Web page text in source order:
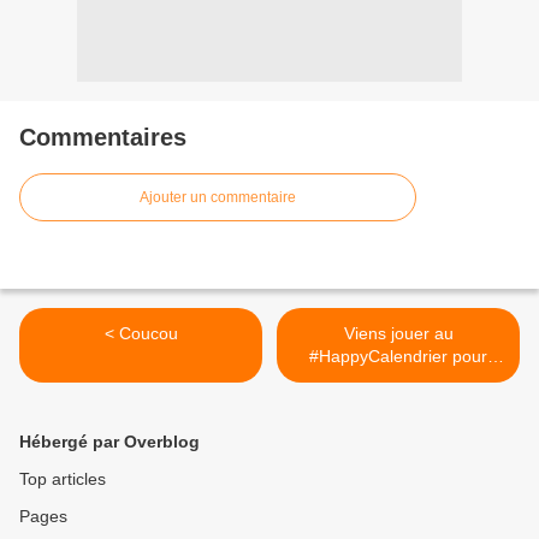
Commentaires
Ajouter un commentaire
< Coucou
Viens jouer au
#HappyCalendrier pour
tenter de... >
Hébergé par Overblog
Top articles
Pages